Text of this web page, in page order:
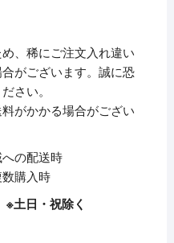
、稀にご注文入れ違い
がございます。誠に恐
さい。
がかかる場合がござい
への配送時
数購入時
土日・祝除く